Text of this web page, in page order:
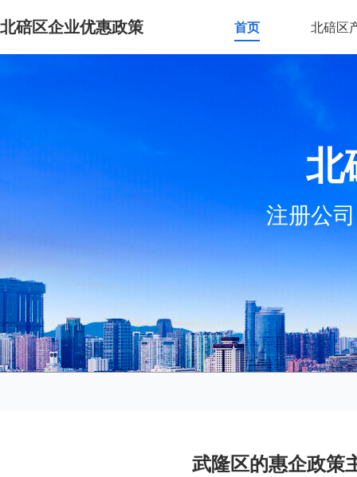
北碚区企业优惠政策 首页 北碚区
北
注册公
武隆区的惠企政策